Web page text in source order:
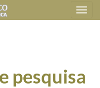
Toggle
navigation
pesquisa